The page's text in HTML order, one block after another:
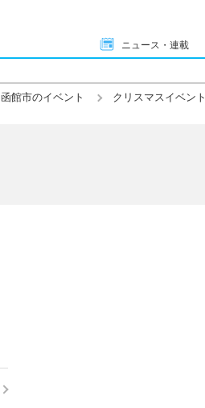
ニュース・連載
函館市のイベント クリスマスイベント